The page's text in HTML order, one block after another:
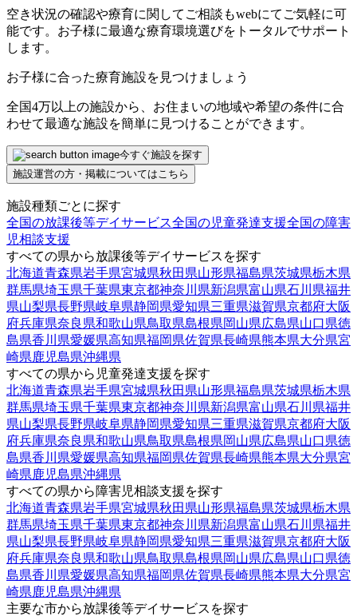
空き状況の確認や療育に関してご相談もwebにてご気軽に可
能です。お子様に最適な療育環境選びをトータルでサポート
します。
お子様に合った療育施設を見つけましょう
全国4万以上の施設から、お住まいの地域や希望の条件に合
わせて最適な施設を簡単に見つけることができます。
今すぐ施設を探す
施設運営の方・掲載についてはこちら
施設種類ごとに探す
全国の放課後等デイサービス全国の児童発達支援全国の障害
児相談支援
すべての県から放課後等デイサービスを探す
北海道青森県岩手県宮城県秋田県山形県福島県茨城県栃木県
群馬県埼玉県千葉県東京都神奈川県新潟県富山県石川県福井
県山梨県長野県岐阜県静岡県愛知県三重県滋賀県京都府大阪
府兵庫県奈良県和歌山県鳥取県島根県岡山県広島県山口県徳
島県香川県愛媛県高知県福岡県佐賀県長崎県熊本県大分県宮
崎県鹿児島県沖縄県
すべての県から児童発達支援を探す
北海道青森県岩手県宮城県秋田県山形県福島県茨城県栃木県
群馬県埼玉県千葉県東京都神奈川県新潟県富山県石川県福井
県山梨県長野県岐阜県静岡県愛知県三重県滋賀県京都府大阪
府兵庫県奈良県和歌山県鳥取県島根県岡山県広島県山口県徳
島県香川県愛媛県高知県福岡県佐賀県長崎県熊本県大分県宮
崎県鹿児島県沖縄県
すべての県から障害児相談支援を探す
北海道青森県岩手県宮城県秋田県山形県福島県茨城県栃木県
群馬県埼玉県千葉県東京都神奈川県新潟県富山県石川県福井
県山梨県長野県岐阜県静岡県愛知県三重県滋賀県京都府大阪
府兵庫県奈良県和歌山県鳥取県島根県岡山県広島県山口県徳
島県香川県愛媛県高知県福岡県佐賀県長崎県熊本県大分県宮
崎県鹿児島県沖縄県
主要な市から放課後等デイサービスを探す